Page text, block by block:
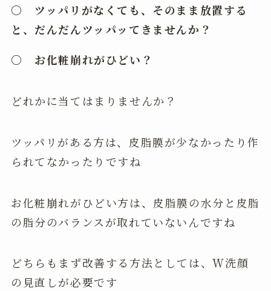
〇 ツッパリがなくても、そのまま放置する
と、だんだんツッパッてきませんか？
〇 お化粧崩れがひどい？
どれかに当てはまりませんか？
ツッパリがある方は、皮脂膜が少なかったり作
られてなかったりですね
お化粧崩れがひどい方は、皮脂膜の水分と皮脂
の脂分のバランスが取れていないんですね
どちらもまず改善する方法としては、W洗顔
の見直しが必要です